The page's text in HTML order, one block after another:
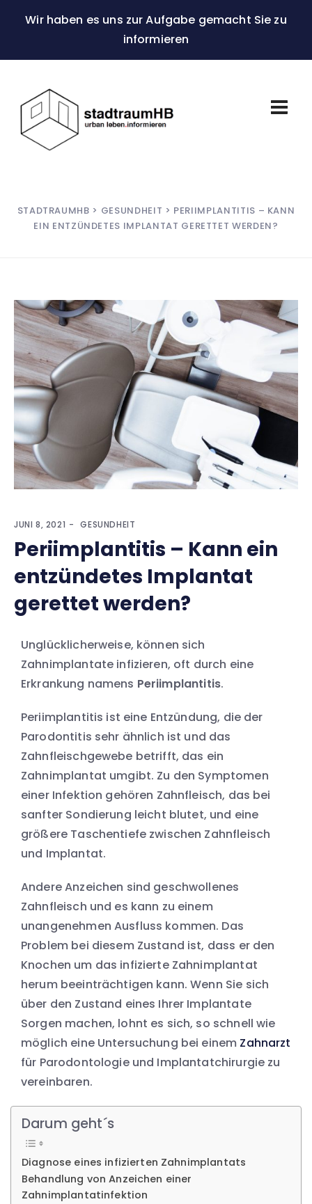
Wir haben es uns zur Aufgabe gemacht Sie zu
informieren
STADTRAUMHB > GESUNDHEIT > PERIIMPLANTITIS – KANN
EIN ENTZÜNDETES IMPLANTAT GERETTET WERDEN?
JUNI 8, 2021 GESUNDHEIT
Periimplantitis – Kann ein
entzündetes Implantat
gerettet werden?
Unglücklicherweise, können sich
Zahnimplantate infizieren, oft durch eine
Erkrankung namens Periimplantitis.
Periimplantitis ist eine Entzündung, die der
Parodontitis sehr ähnlich ist und das
Zahnfleischgewebe betrifft, das ein
Zahnimplantat umgibt. Zu den Symptomen
einer Infektion gehören Zahnfleisch, das bei
sanfter Sondierung leicht blutet, und eine
größere Taschentiefe zwischen Zahnfleisch
und Implantat.
Andere Anzeichen sind geschwollenes
Zahnfleisch und es kann zu einem
unangenehmen Ausfluss kommen. Das
Problem bei diesem Zustand ist, dass er den
Knochen um das infizierte Zahnimplantat
herum beeinträchtigen kann. Wenn Sie sich
über den Zustand eines Ihrer Implantate
Sorgen machen, lohnt es sich, so schnell wie
möglich eine Untersuchung bei einem Zahnarzt
für Parodontologie und Implantatchirurgie zu
vereinbaren.
Darum geht´s
Diagnose eines infizierten Zahnimplantats
Behandlung von Anzeichen einer
Zahnimplantatinfektion